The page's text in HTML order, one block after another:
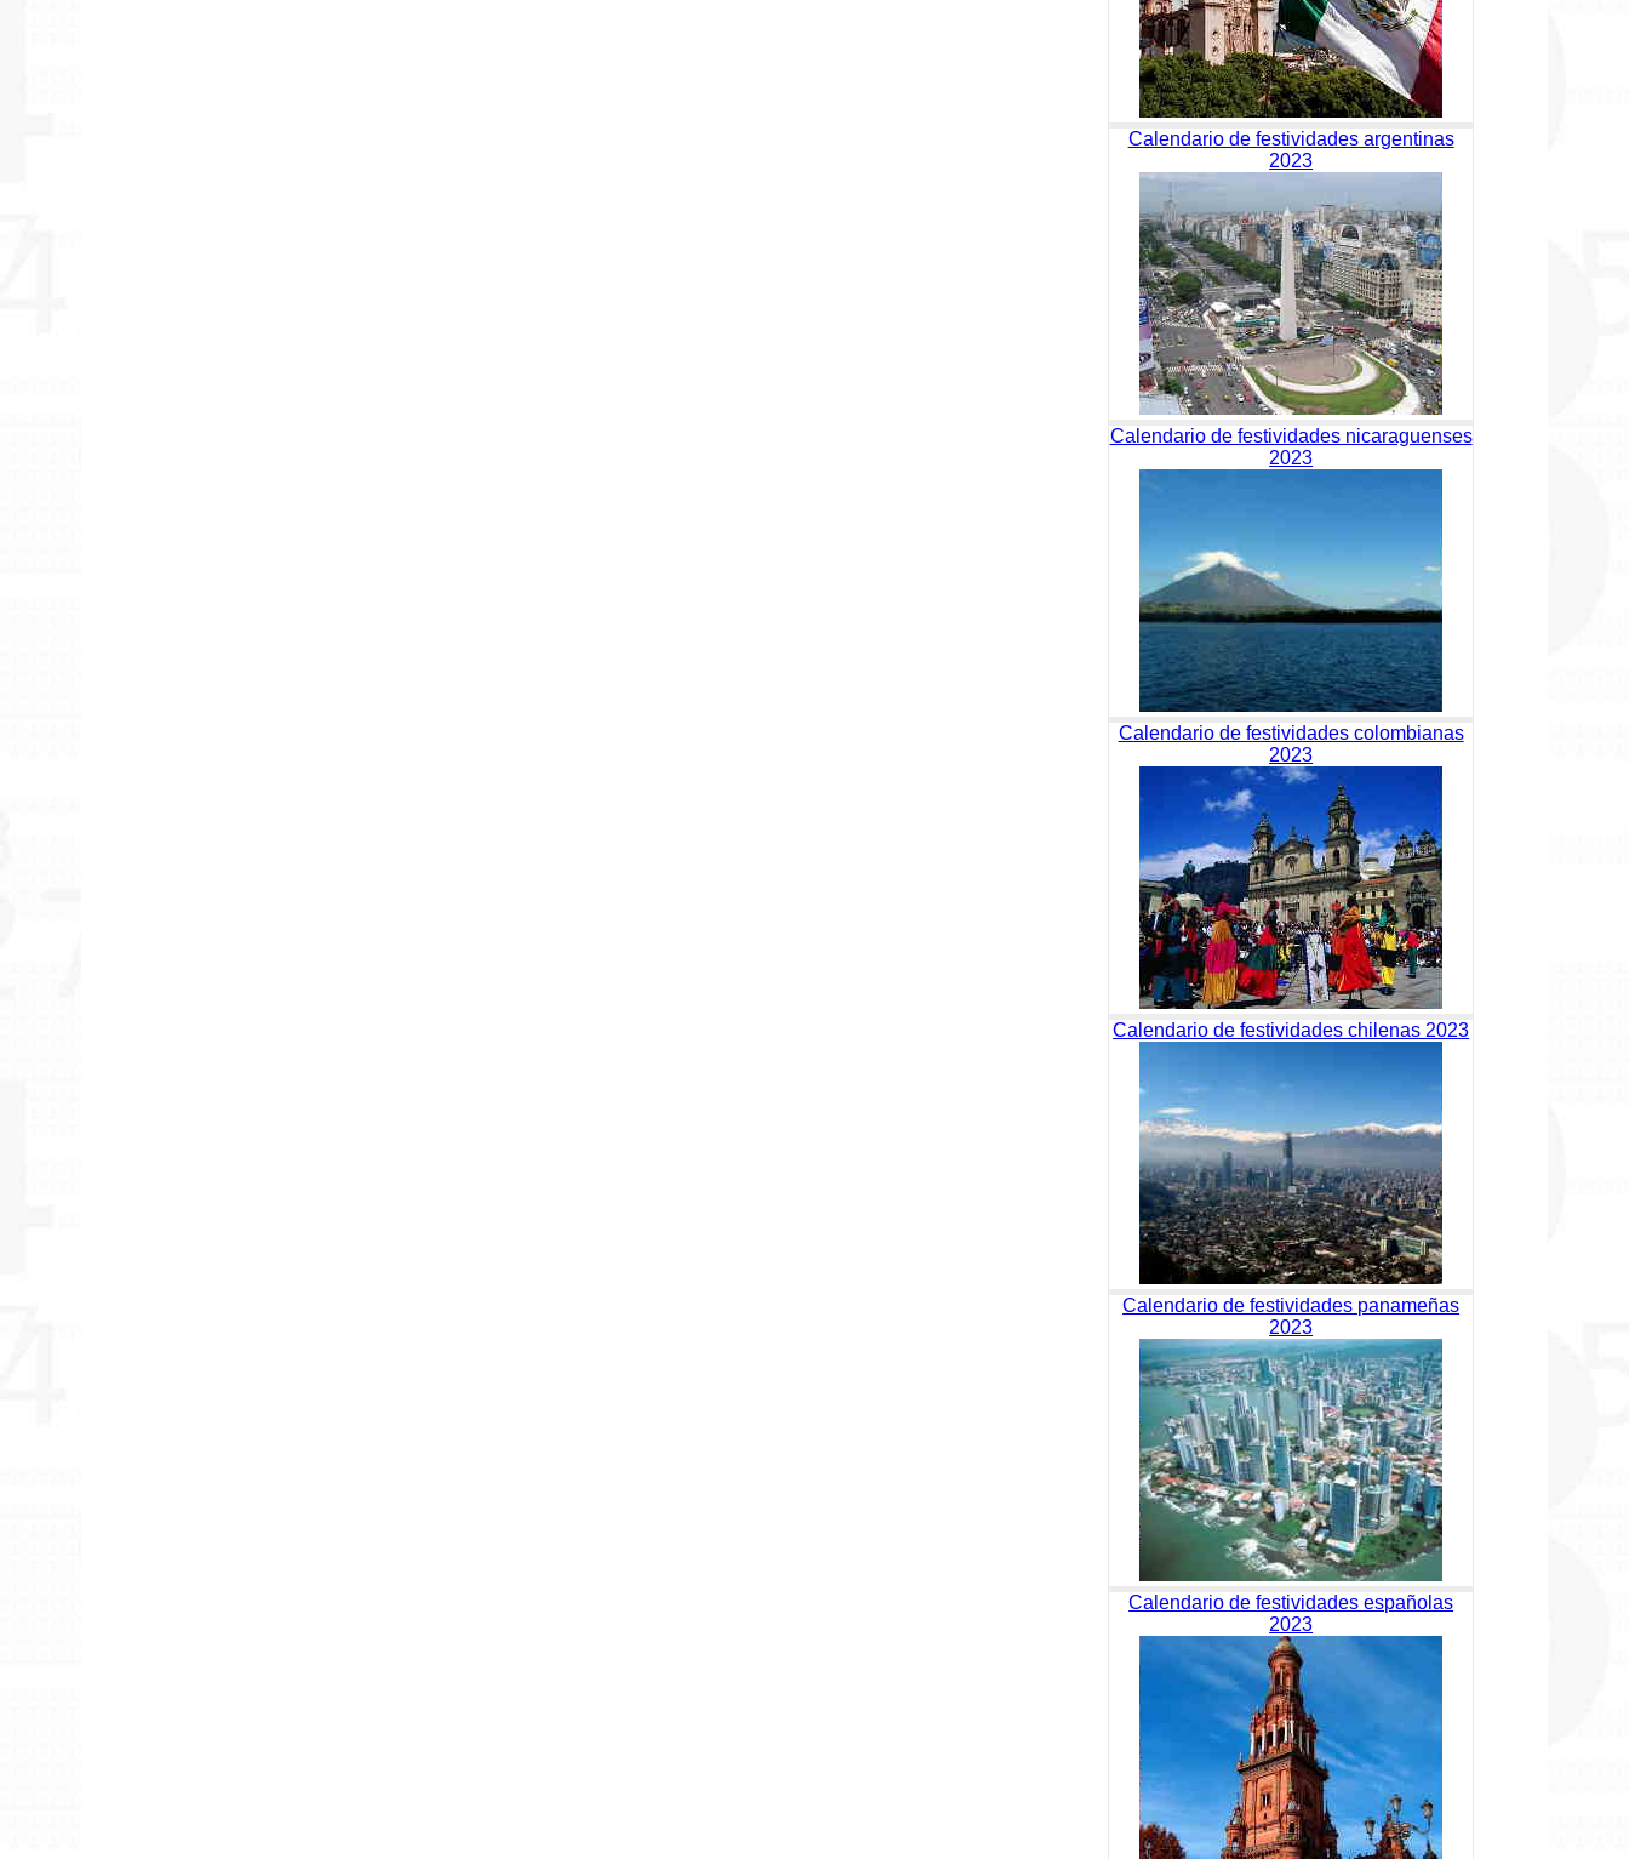
Calendario de festividades argentinas
2023
Calendario de festividades nicaraguenses
2023
Calendario de festividades colombianas
2023
Calendario de festividades chilenas 2023
Calendario de festividades panameñas
2023
Calendario de festividades españolas
2023